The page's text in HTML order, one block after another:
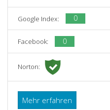
Google Index: 0
Facebook: 0
Norton:
Mehr erfahren